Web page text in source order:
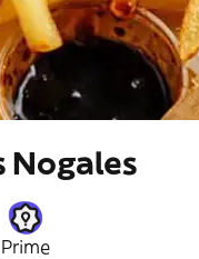
Nogales
Prime